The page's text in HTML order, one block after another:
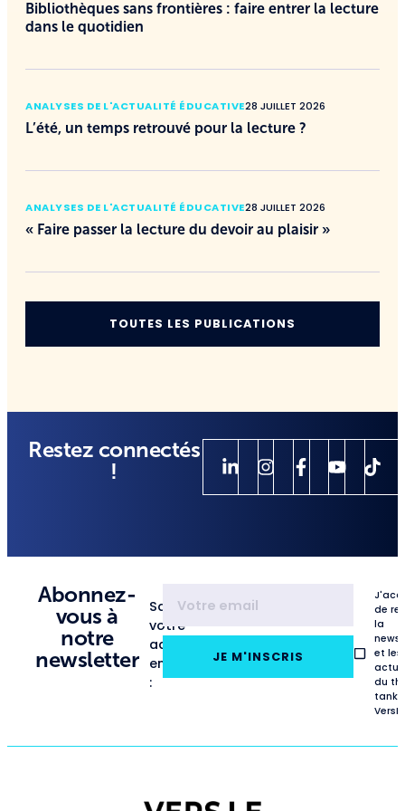
Bibliothèques sans frontières : faire entrer la lecture
dans le quotidien
ANALYSES DE L'ACTUALITÉ ÉDUCATIVE28 JUILLET 2026
L’été, un temps retrouvé pour la lecture ?
ANALYSES DE L'ACTUALITÉ ÉDUCATIVE28 JUILLET 2026
« Faire passer la lecture du devoir au plaisir »
TOUTES LES PUBLICATIONS
Restez connectés
!
Abonnez-
vous à
notre
newsletter
Saisissez
votre
adresse
email
:
JE M'INSCRIS
de
la
et les
du
tank